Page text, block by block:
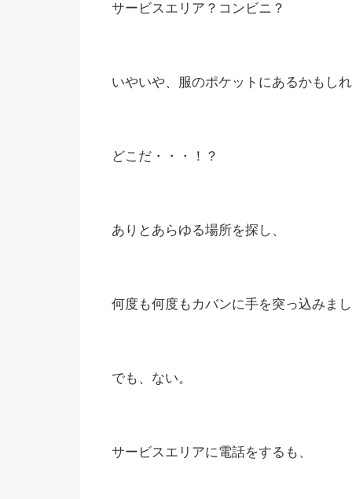
サービスエリア？コンビニ？
いやいや、服のポケットにあるかもし
どこだ・・・！？
ありとあらゆる場所を探し、
何度も何度もカバンに手を突っ込みま
でも、ない。
サービスエリアに電話をするも、